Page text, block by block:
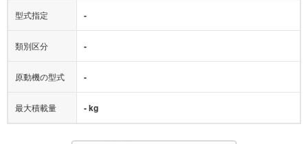
型式指定 -
類別区分 -
原動機の型式 -
最大積載量 - kg